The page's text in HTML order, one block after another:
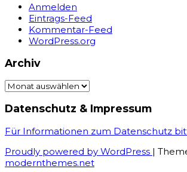
Anmelden
Eintrags-Feed
Kommentar-Feed
WordPress.org
Archiv
Archiv
Datenschutz & Impressum
Für Informationen zum Datenschutz
Proudly powered by WordPress |
modernthemes.net